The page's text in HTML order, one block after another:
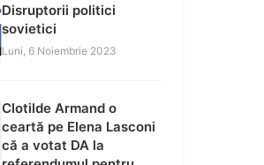
Disruptorii politici
sovietici
Luni, 6 Noiembrie 2023
Clotilde Armand o
ceartă pe Elena Lasconi
că a votat DA la